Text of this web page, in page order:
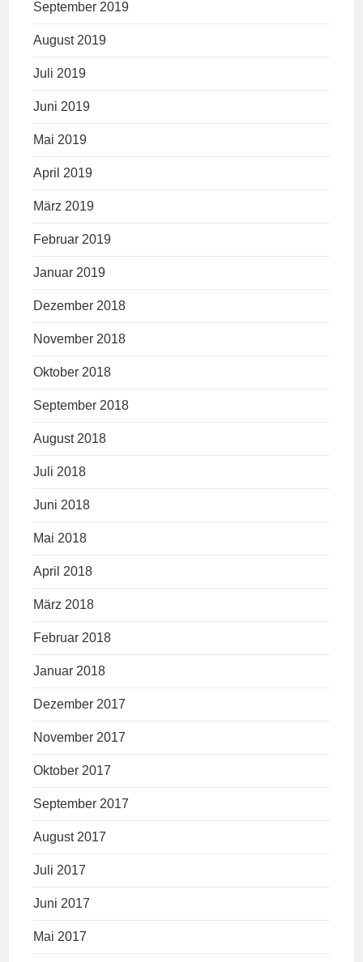
September 2019
August 2019
Juli 2019
Juni 2019
Mai 2019
April 2019
März 2019
Februar 2019
Januar 2019
Dezember 2018
November 2018
Oktober 2018
September 2018
August 2018
Juli 2018
Juni 2018
Mai 2018
April 2018
März 2018
Februar 2018
Januar 2018
Dezember 2017
November 2017
Oktober 2017
September 2017
August 2017
Juli 2017
Juni 2017
Mai 2017